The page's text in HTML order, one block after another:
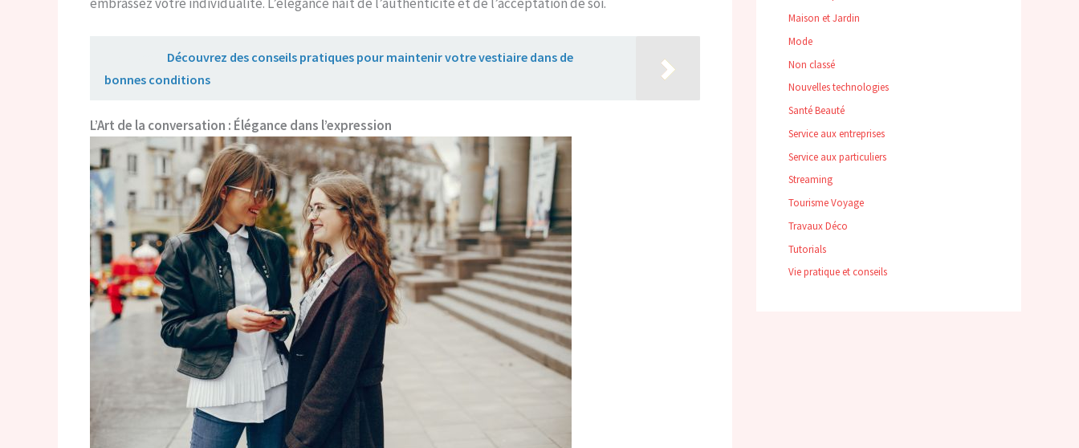
Découvrez des conseils pratiques pour maintenir votre vestiaire dans de
bonnes conditions
L’Art de la conversation : Élégance dans l’expression
Maison et Jardin
Mode
Non classé
Nouvelles technologies
Santé Beauté
Service aux entreprises
Service aux particuliers
Streaming
Tourisme Voyage
Travaux Déco
Tutorials
Vie pratique et conseils